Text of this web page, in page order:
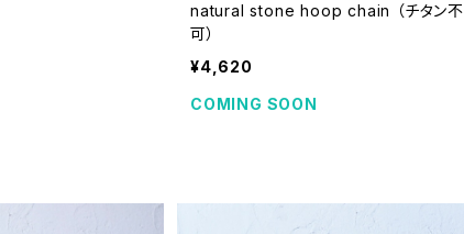
natural stone hoop chain （チタン不
可）
¥4,620
COMING SOON